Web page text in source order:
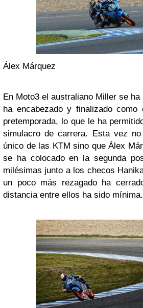
Álex Márquez
En Moto3 el australiano Miller se
ha encabezado y finalizado
pretemporada, lo que le ha
simulacro de carrera. Esta vez
único de las KTM sino que Álex
se ha colocado en la segunda
milésimas junto a los checos
un poco más rezagado ha
distancia entre ellos ha sido mínima.